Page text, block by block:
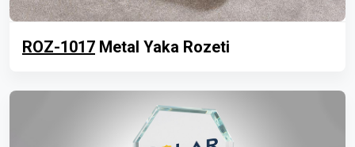
ROZ-1017 Metal Yaka Rozeti